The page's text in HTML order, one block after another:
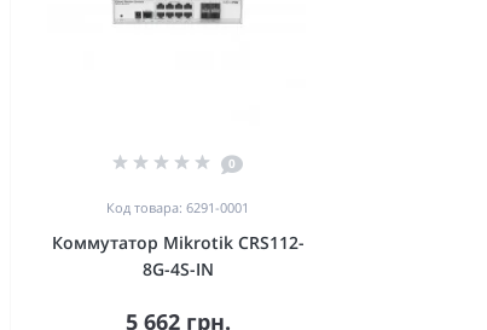
0
Код товара: 6291-0001
Коммутатор Mikrotik CRS112-
8G-4S-IN
5 662 грн.